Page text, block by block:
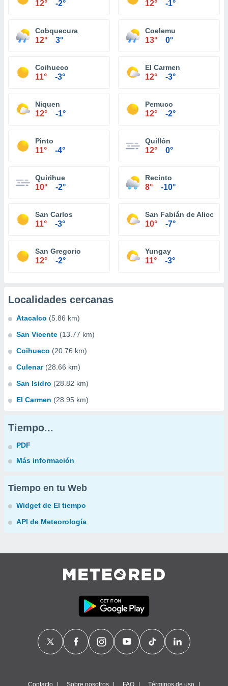
12° -2° 12° -1°
Cobquecura
12° 3°
Coelemu
13° 0°
Coihueco
11° -3°
El Carmen
12° -3°
Niquen
12° -1°
Pemuco
12° -2°
Pinto
11° -4°
Quillón
12° 0°
Quirihue
10° -2°
Recinto
8° -10°
San Carlos
11° -3°
San Fabián de Alico
10° -7°
San Gregorio
12° -2°
Yungay
11° -3°
Localidades cercanas
Atacalco (5.86 km)
San Vicente (13.77 km)
Coihueco (20.76 km)
Culenar (28.66 km)
San Isidro (28.82 km)
El Carmen (28.95 km)
Tiempo...
PDF
Más información
Tiempo en tu Web
Widget de El tiempo
API de Meteorología
Contacto Sobre nosotros FAQ Términos de uso